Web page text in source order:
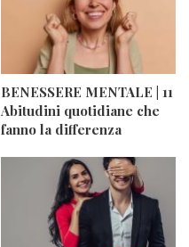
BENESSERE MENTALE | 11
Abitudini quotidiane che
fanno la differenza